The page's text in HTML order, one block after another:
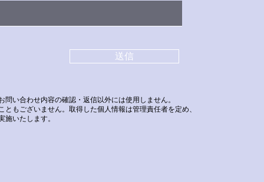
送信
い合わせ内容の確認・返信以外には使用しません。
もございません。取得した個人情報は管理責任者を定め、
いたします。